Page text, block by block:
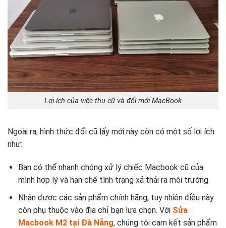
Lợi ích của việc thu cũ và đổi mới MacBook
Ngoài ra, hình thức đổi cũ lấy mới này còn có một số lợi ích
như:
Bạn có thể nhanh chóng xử lý chiếc Macbook cũ của
mình hợp lý và hạn chế tình trạng xả thải ra môi trường.
Nhận được các sản phẩm chính hãng, tuy nhiên điều này
còn phụ thuộc vào địa chỉ bạn lựa chọn. Với Sửa
Macbook M2 tại Đà Nẵng, chúng tôi cam kết sản phẩm